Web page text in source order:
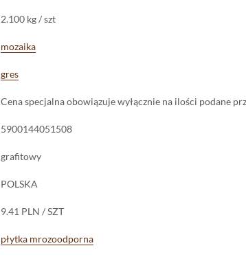
2.100 kg / szt
mozaika
gres
Cena specjalna obowiązuje wyłącznie na ilości podane
5900144051508
grafitowy
POLSKA
9.41 PLN / SZT
płytka mrozoodporna